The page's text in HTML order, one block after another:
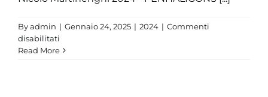
Byadmin | Gennaio 24, 2025 | 2024 | Commenti
disabilitati
Nicolò
Read More